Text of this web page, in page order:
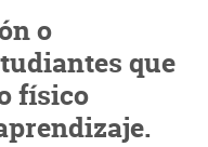
o
que
físico